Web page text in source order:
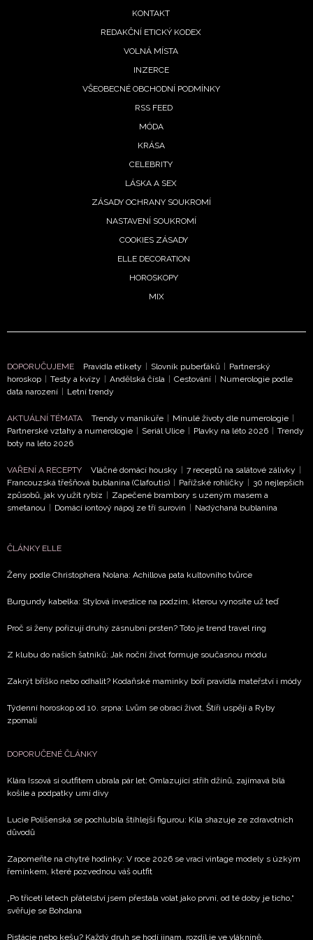
KONTAKT
REDAKČNÍ ETICKÝ KODEX
VOLNÁ MÍSTA
INZERCE
VŠEOBECNÉ OBCHODNÍ PODMÍNKY
RSS FEED
MÓDA
KRÁSA
CELEBRITY
LÁSKA A SEX
ZÁSADY OCHRANY SOUKROMÍ
NASTAVENÍ SOUKROMÍ
COOKIES ZÁSADY
ELLE DECORATION
HOROSKOPY
MIX
DOPORUČUJEME Pravidla etikety | Slovník puberťáků | Partnerský
horoskop | Testy a kvízy | Andělská čísla | Cestování | Numerologie podle
data narození | Letní trendy
AKTUÁLNÍ TÉMATA Trendy v manikúře | Minulé životy dle numerologie |
Partnerské vztahy a numerologie | Seriál Ulice | Plavky na léto 2026 | Trendy
boty na léto 2026
VAŘENÍ A RECEPTY Vláčné domácí housky | 7 receptů na salátové zálivky |
Francouzská třešňová bublanina (Clafoutis) | Pařížské rohlíčky | 30 nejlepších
způsobů, jak využít rybíz | Zapečené brambory s uzeným masem a
smetanou | Domácí iontový nápoj ze tří surovin | Nadýchaná bublanina
ČLÁNKY ELLE
Ženy podle Christophera Nolana: Achillova pata kultovního tvůrce
Burgundy kabelka: Stylová investice na podzim, kterou vynosíte už teď
Proč si ženy pořizují druhý zásnubní prsten? Toto je trend travel ring
Z klubu do našich šatníků: Jak noční život formuje současnou módu
Zakrýt bříško nebo odhalit? Kodaňské maminky boří pravidla mateřství i módy
Týdenní horoskop od 10. srpna: Lvům se obrací život, Štíři uspějí a Ryby
zpomalí
DOPORUČENÉ ČLÁNKY
Klára Issová si outfitem ubrala pár let: Omlazující střih džínů, zajímavá bílá
košile a podpatky umí divy
Lucie Polišenská se pochlubila štíhlejší figurou: Kila shazuje ze zdravotních
důvodů
Zapomeňte na chytré hodinky: V roce 2026 se vrací vintage modely s úzkým
řemínkem, které pozvednou váš outfit
„Po třiceti letech přátelství jsem přestala volat jako první, od té doby je ticho,“
svěřuje se Bohdana
Pistácie nebo kešu? Každý druh se hodí jinam, rozdíl je ve vláknině,